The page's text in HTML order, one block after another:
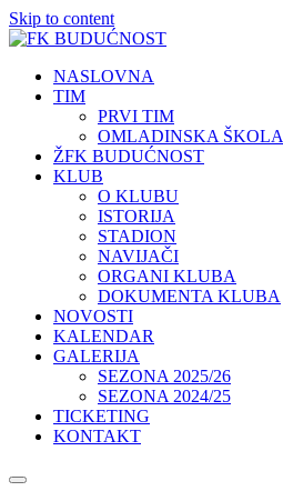
Skip to content
NASLOVNA
TIM
PRVI TIM
OMLADINSKA ŠKOLA
ŽFK BUDUĆNOST
KLUB
O KLUBU
ISTORIJA
STADION
NAVIJAČI
ORGANI KLUBA
DOKUMENTA KLUBA
NOVOSTI
KALENDAR
GALERIJA
SEZONA 2025/26
SEZONA 2024/25
TICKETING
KONTAKT